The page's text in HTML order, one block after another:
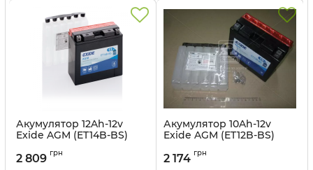
Акумулятор 12Ah-12v
Exide AGM (ET14B-BS)
Артикул: ET14B-BS
2 809 грн
Акумулятор 10Ah-12v
Exide AGM (ET12B-BS)
Артикул:
2 174 грн